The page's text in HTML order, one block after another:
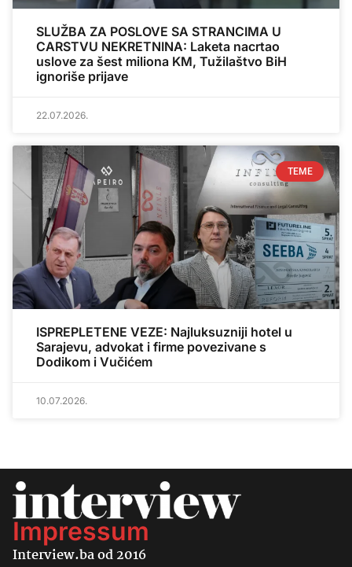
SLUŽBA ZA POSLOVE SA STRANCIMA U
CARSTVU NEKRETNINA: Laketa nacrtao
uslove za šest miliona KM, Tužilaštvo BiH
ignoriše prijave
22.07.2026.
TEME
ISPREPLETENE VEZE: Najluksuzniji hotel u
Sarajevu, advokat i firme povezivane s
Dodikom i Vučićem
10.07.2026.
Impressum
Interview.ba od 2016